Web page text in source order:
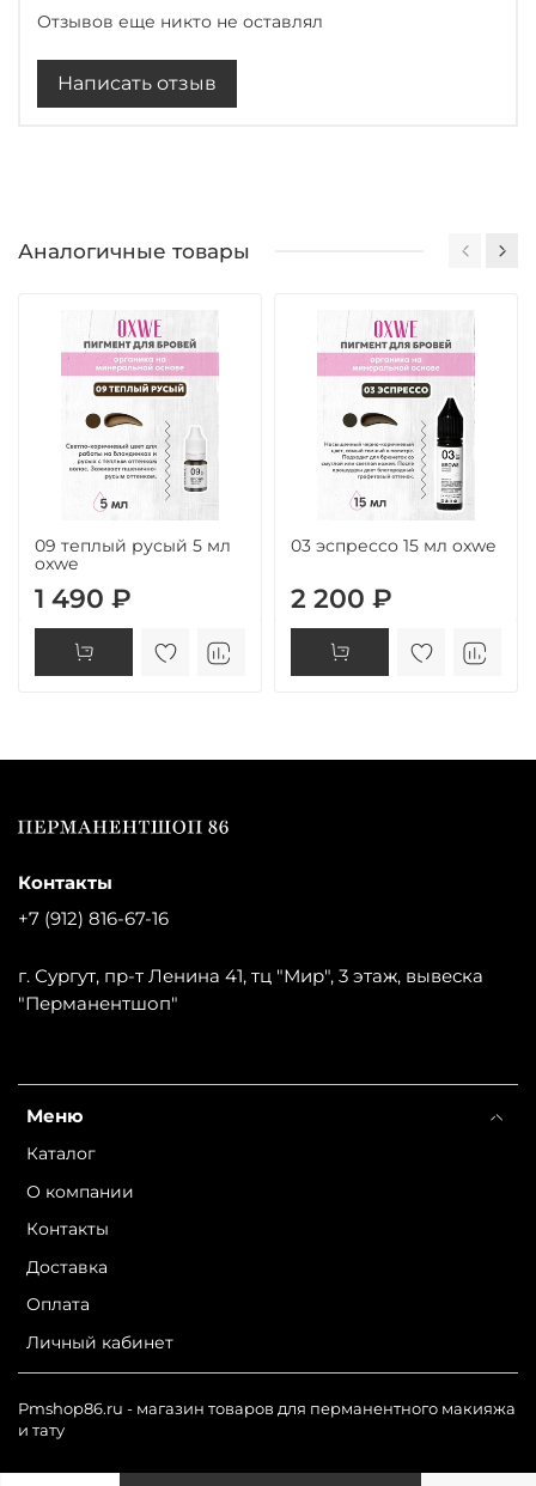
Отзывов еще никто не оставлял
Написать отзыв
Аналогичные товары
09 теплый русый 5 мл
oxwe
1 490 ₽
03 эспрессо 15 мл oxwe
2 200 ₽
Меню
Каталог
О компании
Контакты
Доставка
Оплата
Личный кабинет
Контакты
+7 (912) 816-67-16
г. Сургут, пр-т Ленина 41, тц "Мир", 3 этаж, вывеска
"Перманентшоп"
Pmshop86.ru - магазин товаров для перманентного макияжа
и тату